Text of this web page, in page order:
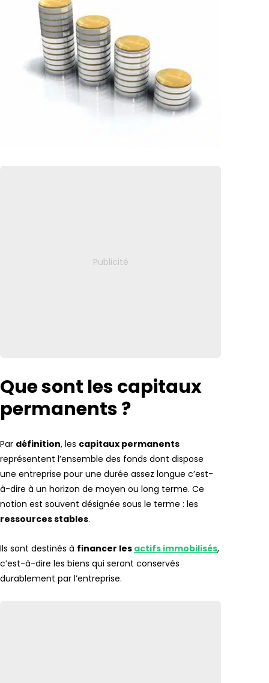
Que sont les capitaux
permanents ?
Par définition, les capitaux permanents
représentent l’ensemble des fonds dont dispose
une entreprise pour une durée assez longue c’est-
à-dire à un horizon de moyen ou long terme. Ce
notion est souvent désignée sous le terme : les
ressources stables.
Ils sont destinés à financer les actifs immobilisés,
c’est-à-dire les biens qui seront conservés
durablement par l’entreprise.